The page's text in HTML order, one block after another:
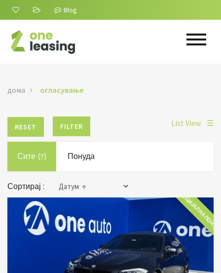
Blog
дома огласување
RESET FILTER List View ☰
Сите (7) Понуда
Сортирај :
СПЕЦИЈАЛНА